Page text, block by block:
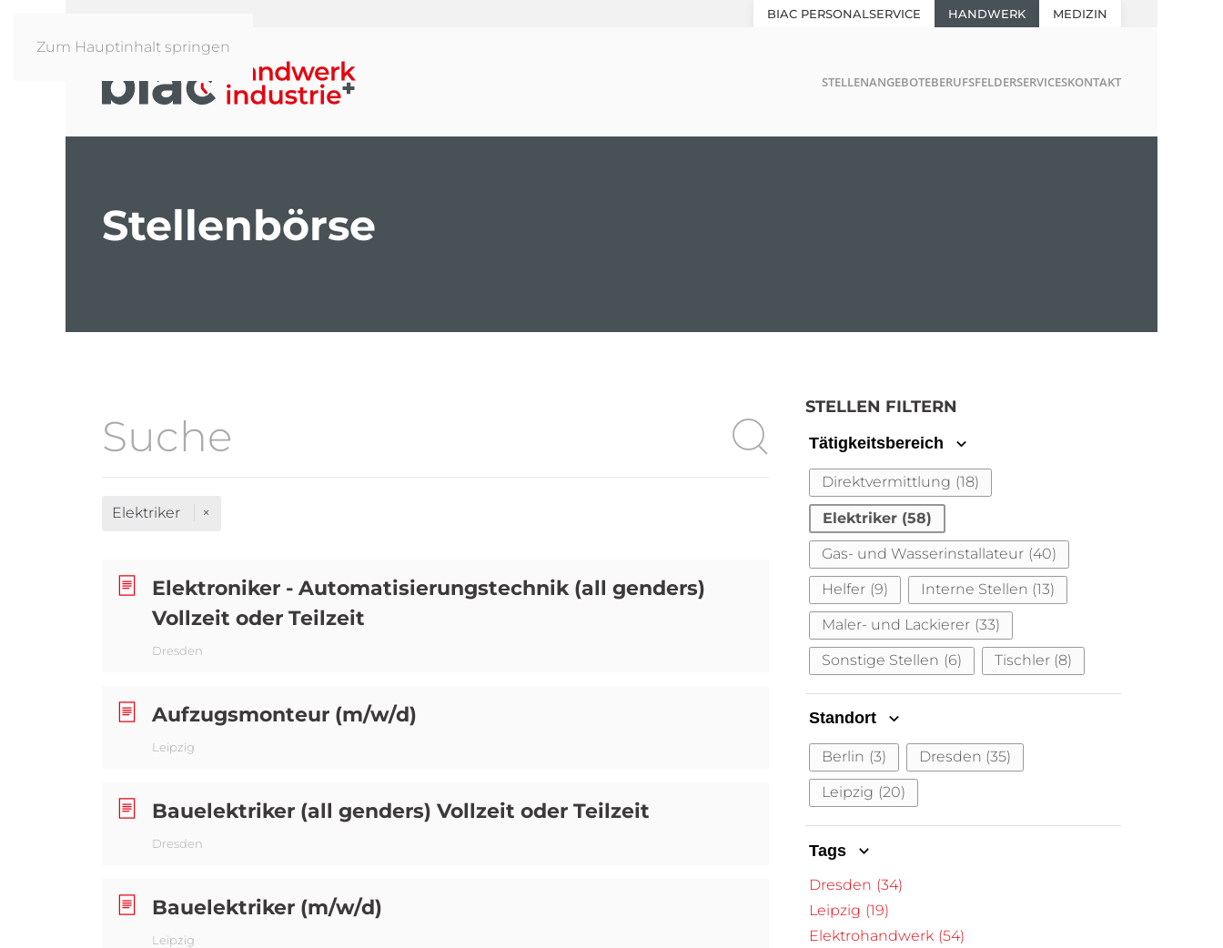
Zum Hauptinhalt springen
BIAC PERSONALSERVICE HANDWERK MEDIZIN
STELLENANGEBOTEBERUFSFELDERSERVICESKONTAKT
Stellenbörse
Elektriker
Elektroniker - Automatisierungstechnik (all genders)
Vollzeit oder Teilzeit
Dresden
Aufzugsmonteur (m/w/d)
Leipzig
Bauelektriker (all genders) Vollzeit oder Teilzeit
Dresden
Bauelektriker (m/w/d)
Leipzig
STELLEN FILTERN
Tätigkeitsbereich
Direktvermittlung (18)
Elektriker (58)
Gas- und Wasserinstallateur (40)
Helfer (9) Interne Stellen (13)
Maler- und Lackierer (33)
Sonstige Stellen (6) Tischler (8)
Standort
Berlin (3) Dresden (35)
Leipzig (20)
Tags
Dresden (34)
Leipzig (19)
Elektrohandwerk (54)